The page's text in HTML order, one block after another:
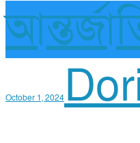
October 1, 2024